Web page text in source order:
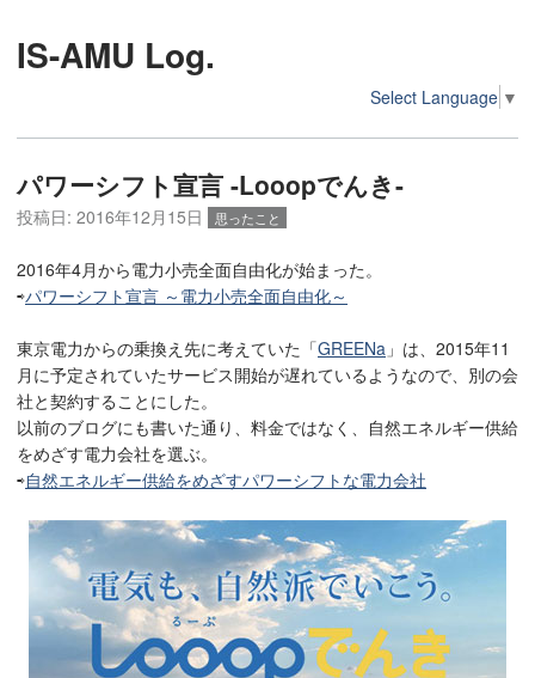
IS-AMU Log.
Select Language ▼
パワーシフト宣言 -Looopでんき-
投稿日: 2016年12月15日 思ったこと
2016年4月から電力小売全面自由化が始まった。
⇨パワーシフト宣言 ～電力小売全面自由化～
東京電力からの乗換え先に考えていた「GREENa 」は、2015年11
月に予定されていたサービス開始が遅れているようなので、別の会
社と契約することにした。
以前のブログにも書いた通り、料金ではなく、自然エネルギー供給
をめざす電力会社を選ぶ。
⇨自然エネルギー供給をめざすパワーシフトな電力会社